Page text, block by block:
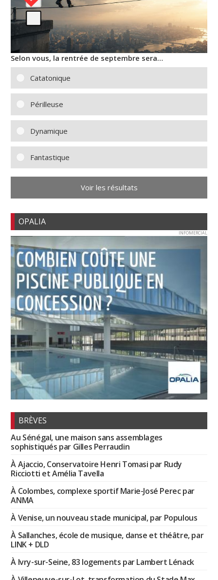
Selon vous, la rentrée de septembre sera…
Catatonique
Périlleuse
Dynamique
Fantastique
Voir les résultats
OPALIA
INFOMERCIAL
BRÈVES
Au Sénégal, une maison sans assemblages
sophistiqués par Gilles Perraudin
À Ajaccio, Conservatoire Henri Tomasi par Rudy
Ricciotti et Amélia Tavella
À Colombes, complexe sportif Marie-José Perec par
ANMA
À Venise, un nouveau stade municipal, par Populous
À Sallanches, école de musique, danse et théâtre, par
LINK + DLD
À Ivry-sur-Seine, 83 logements par Lambert Lénack